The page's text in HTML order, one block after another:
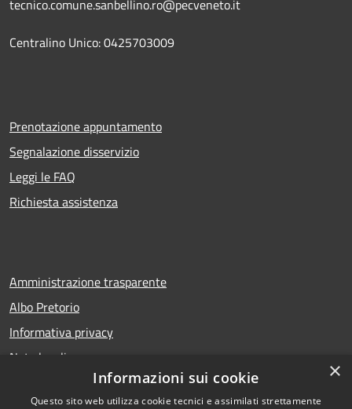
tecnico.comune.sanbellino.ro@pecveneto.it
Centralino Unico: 0425703009
Prenotazione appuntamento
Segnalazione disservizio
Leggi le FAQ
Richiesta assistenza
Amministrazione trasparente
Albo Pretorio
Informativa privacy
Note legali
Dichiarazione di accessibilità
×
Informazioni sui cookie
Questo sito web utilizza cookie tecnici e assimilati strettamente